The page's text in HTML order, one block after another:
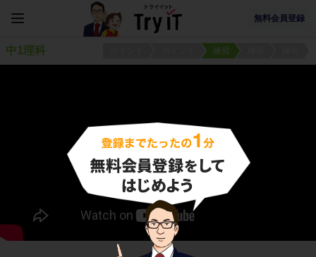
無料会員登録
中1理科 練習